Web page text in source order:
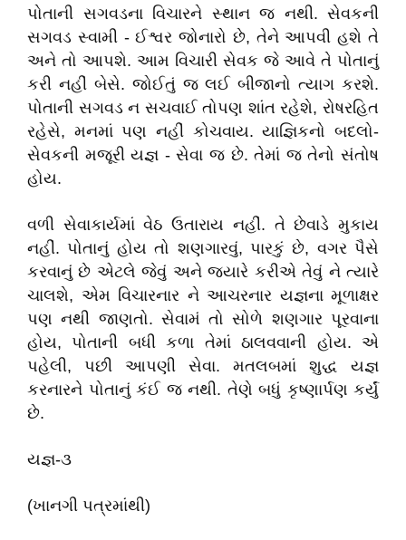
પોતાની સગવડના વિચારને સ્થાન જ નથી. સેવકની
સગવડ સ્વામી - ઈશ્વર જોનારો છે, તેને આપવી હશે તે
અને તો આપશે. આમ વિચારી સેવક જે આવે તે પોતાનું
કરી નહીં બેસે. જોઈતું જ લઈ બીજાનો ત્યાગ કરશે.
પોતાની સગવડ ન સચવાઈ તોપણ શાંત રહેશે, રોષરહિત
રહેસે, મનમાં પણ નહીં કોચવાય. યાજ્ઞિકનો બદલો-
સેવકની મજૂરી યજ્ઞ - સેવા જ છે. તેમાં જ તેનો સંતોષ
હોય.
વળી સેવાકાર્યમાં વેઠ ઉતારાય નહીં. તે છેવાડે મુકાય
નહીં. પોતાનું હોય તો શણગારવું, પારકું છે, વગર પૈસે
કરવાનું છે એટલે જેવું અને જ્યારે કરીએ તેવું ને ત્યારે
ચાલશે, એમ વિચારનાર ને આચરનાર યજ્ઞના મૂળાક્ષર
પણ નથી જાણતો. સેવામં તો સોળે શણગાર પૂરવાના
હોય, પોતાની બધી કળા તેમાં ઠાલવવાની હોય. એ
પહેલી, પછી આપણી સેવા. મતલબમાં શુદ્ધ યજ્ઞ
કરનારને પોતાનું કંઈ જ નથી. તેણે બધું કૃષ્ણાર્પણ કર્યું
છે.
યજ્ઞ-૩
(ખાનગી પત્રમાંથી)